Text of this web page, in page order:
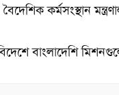
কর্মসংস্থান
বাংলাদেশি